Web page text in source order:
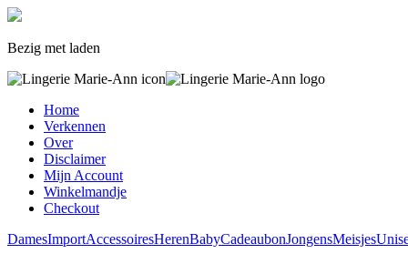
Bezig met laden
Home
Verkennen
Over
Disclaimer
Mijn Account
Winkelmandje
Checkout
DamesImportAccessoiresHerenBabyCadeaubonJongensMeisjes